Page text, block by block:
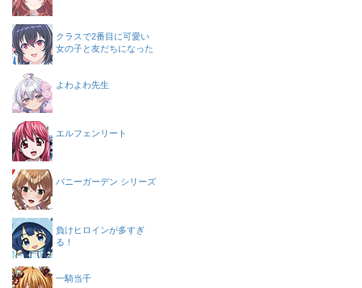
クラスで2番目に可愛い
女の子と友だちになった
よわよわ先生
エルフェンリート
バニーガーデン シリーズ
負けヒロインが多すぎ
る！
一騎当千